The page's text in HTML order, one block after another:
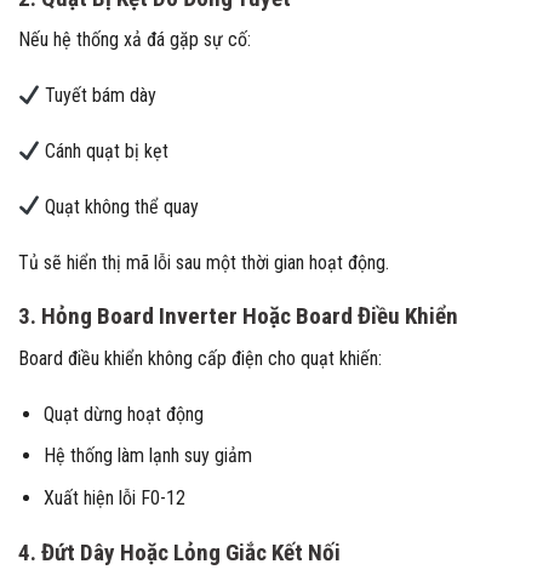
Nếu hệ thống xả đá gặp sự cố:
Tuyết bám dày
Cánh quạt bị kẹt
Quạt không thể quay
Tủ sẽ hiển thị mã lỗi sau một thời gian hoạt động.
3. Hỏng Board Inverter Hoặc Board Điều Khiển
Board điều khiển không cấp điện cho quạt khiến:
Quạt dừng hoạt động
Hệ thống làm lạnh suy giảm
Xuất hiện lỗi F0-12
4. Đứt Dây Hoặc Lỏng Giắc Kết Nối